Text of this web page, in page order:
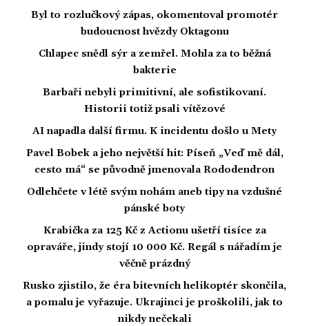
Byl to rozlučkový zápas, okomentoval promotér
budoucnost hvězdy Oktagonu
Chlapec snědl sýr a zemřel. Mohla za to běžná
bakterie
Barbaři nebyli primitivní, ale sofistikovaní.
Historii totiž psali vítězové
AI napadla další firmu. K incidentu došlo u Mety
Pavel Bobek a jeho největší hit: Píseň „Veď mě dál,
cesto má“ se původně jmenovala Rododendron
Odlehčete v létě svým nohám aneb tipy na vzdušné
pánské boty
Krabička za 125 Kč z Actionu ušetří tisíce za
opraváře, jindy stojí 10 000 Kč. Regál s nářadím je
věčně prázdný
Rusko zjistilo, že éra bitevních helikoptér skončila,
a pomalu je vyřazuje. Ukrajinci je proškolili, jak to
nikdy nečekali